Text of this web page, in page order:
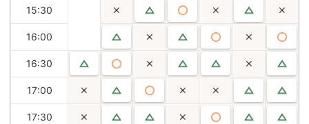
15:30
16:00
16:30
17:00
17:30